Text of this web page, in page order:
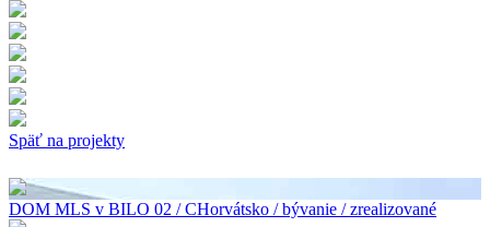
Späť na projekty
DOM MLS v BILO 02 / CHorvátsko / bývanie / zrealizované